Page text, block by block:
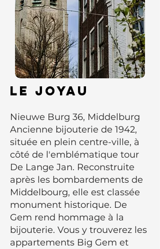
Le joyau
Nieuwe Burg 36, Middelburg
Ancienne bijouterie de 1942,
située en plein centre-ville, à
côté de l'emblématique tour
De Lange Jan. Reconstruite
après les bombardements de
Middelbourg, elle est classée
monument historique. De
Gem rend hommage à la
bijouterie. Vous y trouverez les
appartements Big Gem et